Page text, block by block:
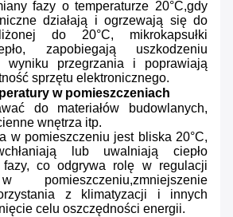
fazy o temperaturze 20°C,gdy
działają i ogrzewają się do
do 20°C, mikrokapsułki
zapobiegają uszkodzeniu
wyniku przegrzania i poprawiają
sprzętu elektronicznego.
w pomieszczeniach
do materiałów budowlanych,
wnętrza itp.
w pomieszczeniu jest bliska 20°C,
lub uwalniają ciepło
fazy, co odgrywa rolę w regulacji
pomieszczeniu,zmniejszenie
z klimatyzacji i innych
celu oszczędności energii.